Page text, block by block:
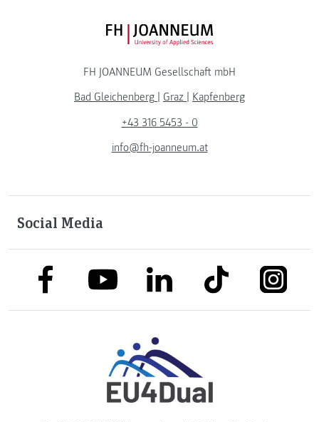
FH JOANNEUM Logo
FH JOANNEUM Gesellschaft mbH
Bad Gleichenberg
Graz
Kapfenberg
+43 316 5453 - 0
info@fh-joanneum.at
Social Media
link to facebooklink to youtubelink to linkedinlink to tiktok